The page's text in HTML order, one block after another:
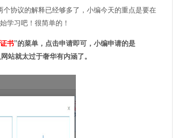
协议的解释已经够多了，小编今天的重点是要在
学习吧！很简单的！
书”的菜单，点击申请即可，小编申请的是
站就太过于奢华有内涵了。